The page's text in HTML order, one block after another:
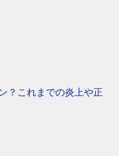
？これまでの炎上や正